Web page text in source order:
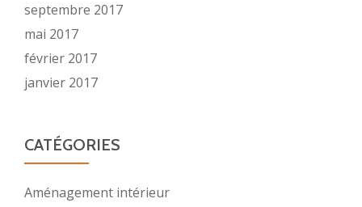
septembre 2017
mai 2017
février 2017
janvier 2017
CATÉGORIES
Aménagement intérieur